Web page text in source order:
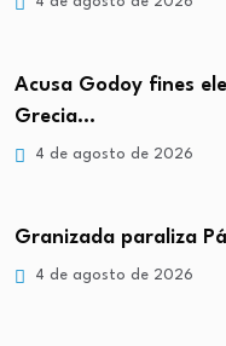
Acusa Godoy fines
Grecia…
4 de agosto de 2026
Granizada paraliza
4 de agosto de 2026